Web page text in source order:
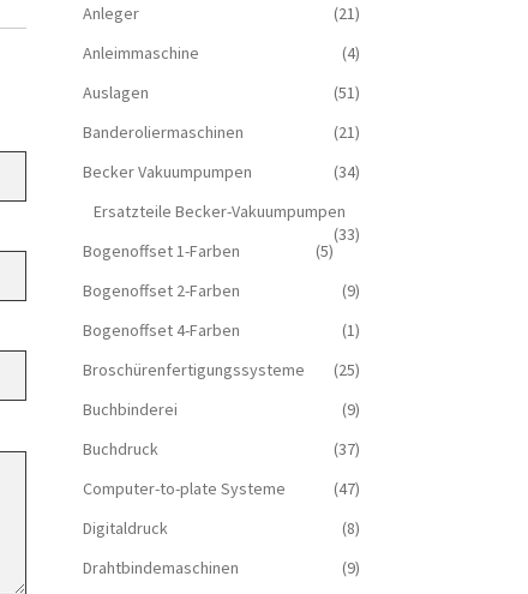
Anleger
(21)
Anleimmaschine
(4)
Auslagen
(51)
Banderoliermaschinen
(21)
Becker Vakuumpumpen
(34)
Ersatzteile Becker-Vakuumpumpen
(33)
Bogenoffset 1-Farben
(5)
Bogenoffset 2-Farben
(9)
Bogenoffset 4-Farben
(1)
Broschürenfertigungssysteme
(25)
Buchbinderei
(9)
Buchdruck
(37)
Computer-to-plate Systeme
(47)
Digitaldruck
(8)
Drahtbindemaschinen
(9)